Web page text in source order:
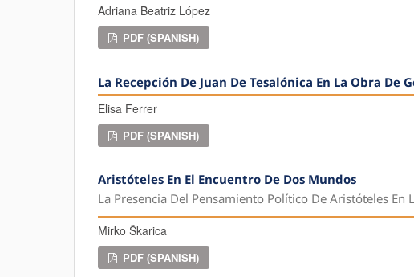
Adriana Beatriz López
PDF (SPANISH)
La Recepción De Juan De Tesalónica En La Obra De
Elisa Ferrer
PDF (SPANISH)
Aristóteles En El Encuentro De Dos Mundos
La Presencia Del Pensamiento Político De Aristóteles En
Mirko Škarica
PDF (SPANISH)